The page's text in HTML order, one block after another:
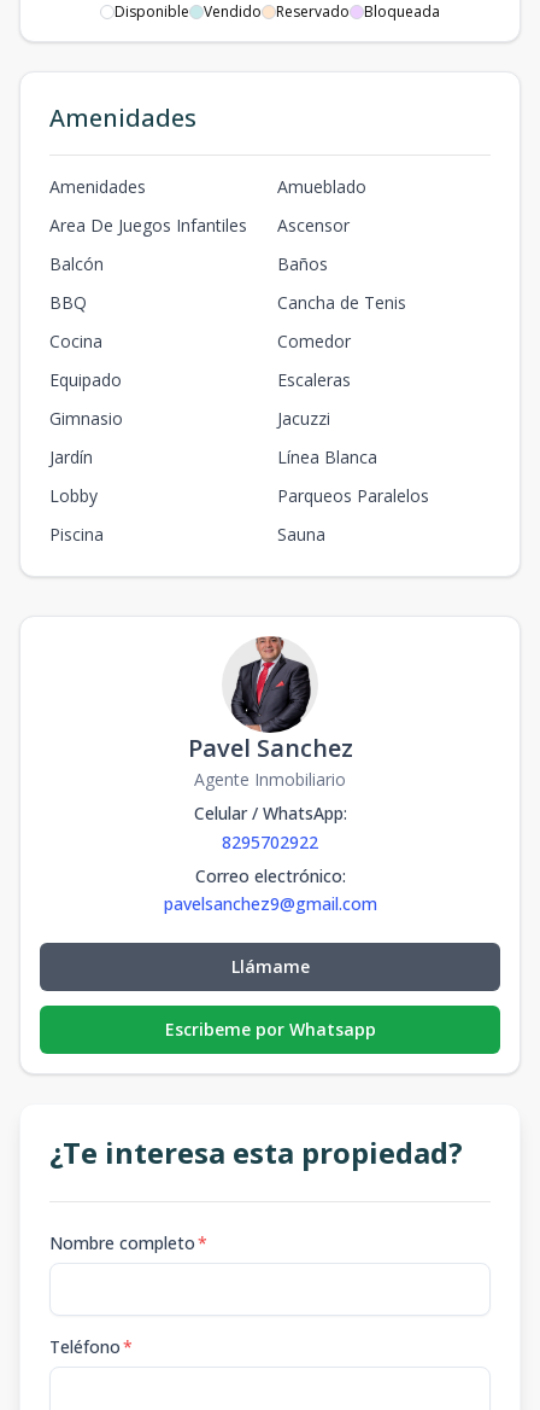
Disponible Vendido Reservado Bloqueada
Amenidades
Amenidades
Amueblado
Area De Juegos Infantiles
Ascensor
Balcón
Baños
BBQ
Cancha de Tenis
Cocina
Comedor
Equipado
Escaleras
Gimnasio
Jacuzzi
Jardín
Línea Blanca
Lobby
Parqueos Paralelos
Piscina
Sauna
Pavel Sanchez
Agente Inmobiliario
Celular / WhatsApp:
8295702922
Correo electrónico:
pavelsanchez9@gmail.com
Llámame
Escribeme por Whatsapp
¿Te interesa esta propiedad?
Nombre completo*
Teléfono*